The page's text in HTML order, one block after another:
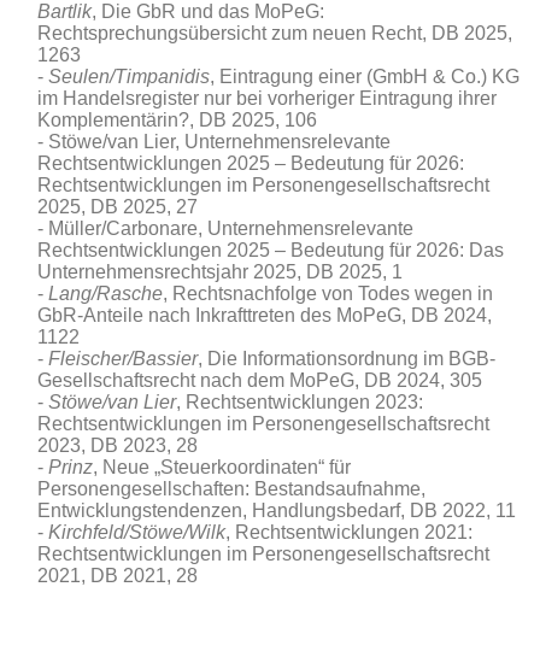
Bartlik, Die GbR und das MoPeG:
Rechtsprechungsübersicht zum neuen Recht, DB 2025,
1263
Seulen/Timpanidis, Eintragung einer (GmbH & Co.) KG
im Handelsregister nur bei vorheriger Eintragung ihrer
Komplementärin?, DB 2025, 106
Stöwe/van Lier, Unternehmensrelevante
Rechtsentwicklungen 2025 – Bedeutung für 2026:
Rechtsentwicklungen im Personengesellschaftsrecht
2025, DB 2025, 27
Müller/Carbonare, Unternehmensrelevante
Rechtsentwicklungen 2025 – Bedeutung für 2026: Das
Unternehmensrechtsjahr 2025, DB 2025, 1
Lang/Rasche, Rechtsnachfolge von Todes wegen in
GbR-Anteile nach Inkrafttreten des MoPeG, DB 2024,
1122
Fleischer/Bassier, Die Informationsordnung im BGB-
Gesellschaftsrecht nach dem MoPeG, DB 2024, 305
Stöwe/van Lier, Rechtsentwicklungen 2023:
Rechtsentwicklungen im Personengesellschaftsrecht
2023, DB 2023, 28
Prinz, Neue „Steuerkoordinaten“ für
Personengesellschaften: Bestandsaufnahme,
Entwicklungstendenzen, Handlungsbedarf, DB 2022, 11
Kirchfeld/Stöwe/Wilk, Rechtsentwicklungen 2021:
Rechtsentwicklungen im Personengesellschaftsrecht
2021, DB 2021, 28